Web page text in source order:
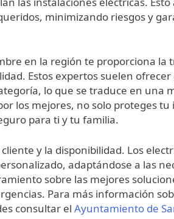
minimizando riesgos y
en la región te proporciona la
Estos expertos suelen
lo que se traduce en una
los mejores, no solo proteges
para ti y tu familia.
y la disponibilidad. Los
adaptándose a las
sobre las mejores
Para más información
consultar el Ayuntamiento de